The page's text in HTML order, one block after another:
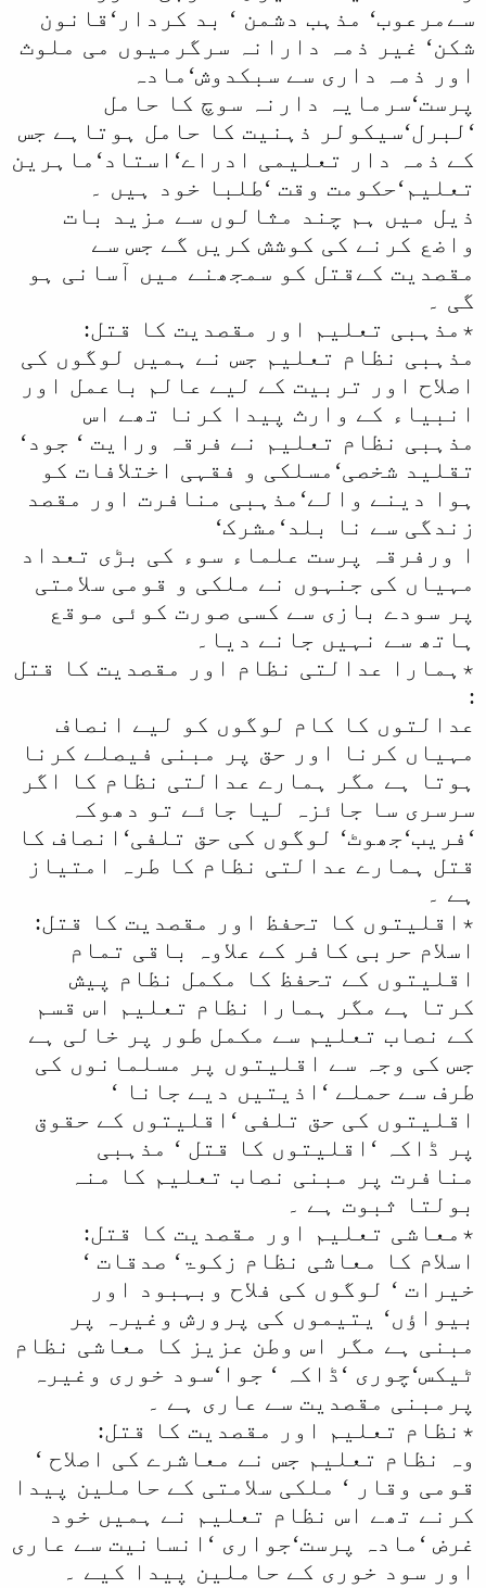
سےمرعوب‘ مذہب دشمن ‘ بد کردار‘قانون
شکن‘ غیر ذمہ دارانہ سرگرمیوں می ملوث
اور ذمہ داری سے سبکدوش‘مادہ
پرست‘سرمایہ دارنہ سوچ کا حامل
‘لبرل‘سیکولر ذہنیت کا حامل ہوتاہے جس
کے ذمہ دار تعلیمی ادراے‘استاد‘ماہرین
تعلیم‘حکومت وقت ‘طلبا خود ہیں ۔
ذیل میں ہم چند مثالوں سے مزید بات
واضع کرنے کی کوشش کریں گے جس سے
مقصدیت کےقتل کو سمجھنے میں آسانی ہو
گی ۔
٭مذہبی تعلیم اور مقصدیت کا قتل:
مذہبی نظام تعلیم جس نے ہمیں لوگوں کی
اصلاح اور تربیت کے لیے عالم باعمل اور
انبیاء کے وارث پیدا کرنا تھے اس
مذہبی نظام تعلیم نے فرقہ ورایت ‘ جود‘
تقلید شخصی‘مسلکی و فقہی اختلافات کو
ہوا دینے والے‘مذہبی منافرت اور مقصد
زندگی سے نا بلد‘مشرک‘
ا ورفرقہ پرست علماء سوء کی بڑی تعداد
مہیاں کی جنہوں نے ملکی و قومی سلامتی
پر سودے بازی سے کسی صورت کوئی موقع
ہاتھ سے نہیں جانے دیا۔
٭ہمارا عدالتی نظام اور مقصدیت کا قتل
:
عدالتوں کا کام لوگوں کو لیے انصاف
مہیاں کرنا اور حق پر مبنی فیصلے کرنا
ہوتا ہے مگر ہمارے عدالتی نظام کا اگر
سرسری سا جائزہ لیا جائے تو دھوکہ
‘فریب‘جھوٹ‘ لوگوں کی حق تلفی‘انصاف کا
قتل ہمارے عدالتی نظام کا طرہ امتیاز
ہے ۔
٭اقلیتوں کا تحفظ اور مقصدیت کا قتل:
اسلام حربی کافر کے علاوہ باقی تمام
اقلیتوں کے تحفظ کا مکمل نظام پیش
کرتا ہے مگر ہمارا نظام تعلیم اس قسم
کے نصاب تعلیم سے مکمل طور پر خالی ہے
جس کی وجہ سے اقلیتوں پر مسلمانوں کی
طرف سے حملے ‘اذیتیں دیے جانا ‘
اقلیتوں کی حق تلفی ‘اقلیتوں کے حقوق
پر ڈاکہ ‘اقلیتوں کا قتل ‘ مذہبی
منافرت پر مبنی نصاب تعلیم کا منہ
بولتا ثبوت ہے ۔
٭معاشی تعلیم اور مقصدیت کا قتل:
اسلام کا معاشی نظام زکوۃ‘ صدقات ‘
خیرات ‘ لوگوں کی فلاح وبہبود اور
بیواؤں‘ یتیموں کی پرورش وغیرہ پر
مبنی ہے مگر اس وطن عزیز کا معاشی نظام
ٹیکس‘چوری ‘ڈاکہ ‘ جوا‘سود خوری وغیرہ
پرمبنی مقصدیت سے عاری ہے ۔
٭نظام تعلیم اور مقصدیت کا قتل:
وہ نظام تعلیم جس نے معاشرے کی اصلاح ‘
قومی وقار ‘ ملکی سلامتی کے حاملین پیدا
کرنے تھے اس نظام تعلیم نے ہمیں خود
غرض ‘مادہ پرست‘جواری ‘انسانیت سے عاری
اور سود خوری کے حاملین پیدا کیے ۔